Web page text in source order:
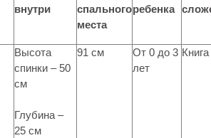
внутри
спального
места
ребенка
Высота
спинки – 50
см
Глубина –
25 см
91 см
От 0 до 3
лет
Книга